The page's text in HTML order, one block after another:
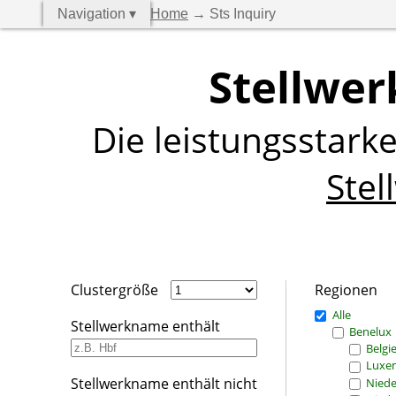
Navigation ▾ Home → Sts Inquiry
Die
Clustergröße
Stellwerkname enthält
Stellwerkname enthält nicht
Regionen
Alle
Benelux